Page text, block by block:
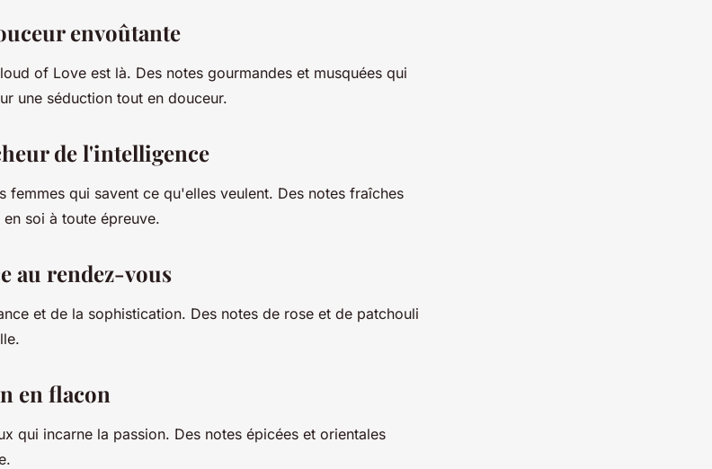
envoûtante
of Love est là. Des notes gourmandes et musquées qui
une séduction tout en douceur.
de l'intelligence
femmes qui savent ce qu'elles veulent. Des notes fraîches
soi à toute épreuve.
au rendez-vous
et de la sophistication. Des notes de rose et de patchouli
en flacon
qui incarne la passion. Des notes épicées et orientales